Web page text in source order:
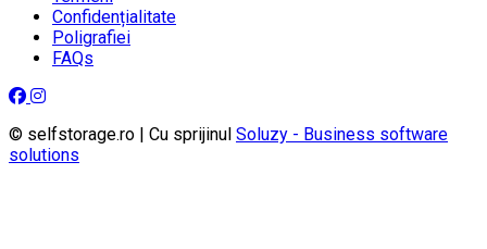
Confidențialitate
Poligrafiei
FAQs
© selfstorage.ro | Cu sprijinul Soluzy - Business software
solutions